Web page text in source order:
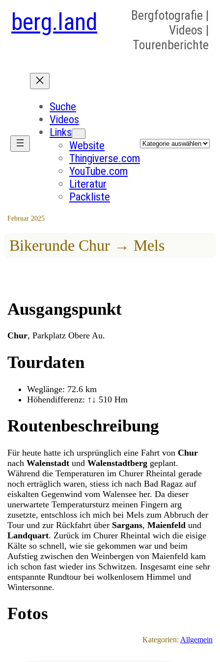
berg.land
Bergfotografie |
Videos |
Tourenberichte
Suche
Videos
Links
Website
Thingiverse.com
YouTube.com
Literatur
Packliste
Kategorien
Februar 2025
Bikerunde Chur → Mels
Ausgangspunkt
Chur, Parkplatz Obere Au.
Tourdaten
Weglänge: 72.6 km
Höhendifferenz: ↑↓ 510 Hm
Routenbeschreibung
Für heute hatte ich ursprünglich eine Fahrt vonChur
nachWalenstadt undWalenstadtberg geplant.
Während die Temperaturen im Churer Rheintal gerade
noch erträglich waren, stiess ich nach Bad Ragaz auf
eiskalten Gegenwind vom Walensee her. Da dieser
unerwartete Temperatursturz meinen Fingern arg
zusetzte, entschloss ich mich bei Mels zum Abbruch der
Tour und zur Rückfahrt über Sargans,Maienfeld und
Landquart. Zurück im Churer Rheintal wich die eisige
Kälte so schnell, wie sie gekommen war und beim
Aufstieg zwischen den Weinbergen von Maienfeld kam
ich schon fast wieder ins Schwitzen. Insgesamt eine sehr
entspannte Rundtour bei wolkenlosem Himmel und
Wintersonne.
Fotos
Kategorien: Allgemein